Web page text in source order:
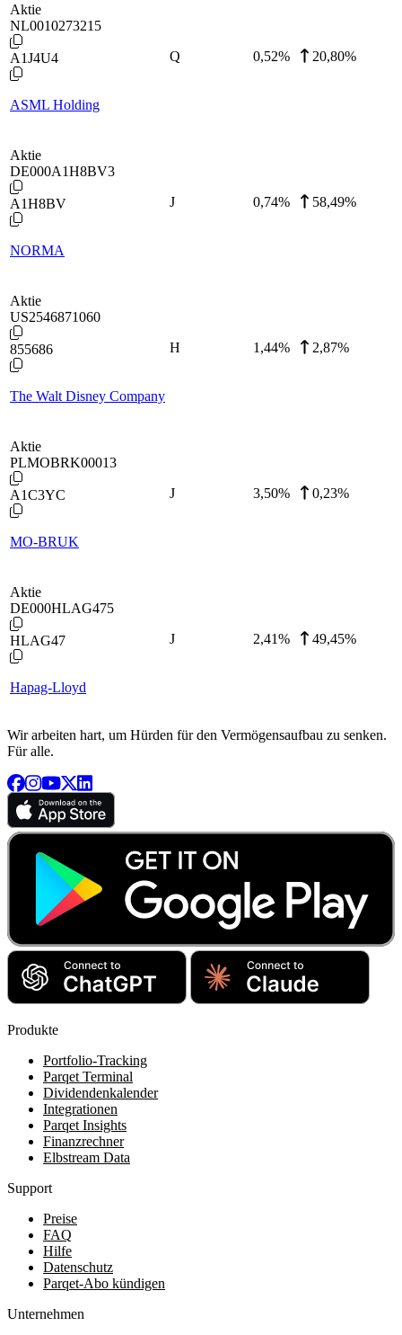
Aktie
NL0010273215
A1J4U4
ASML Holding
Q 0,52% 20,80%
Aktie
DE000A1H8BV3
A1H8BV
NORMA
J 0,74% 58,49%
Aktie
US2546871060
855686
The Walt Disney Company
H 1,44% 2,87%
Aktie
PLMOBRK00013
A1C3YC
MO-BRUK
J 3,50% 0,23%
Aktie
DE000HLAG475
HLAG47
Hapag-Lloyd
J 2,41% 49,45%
Wir arbeiten hart, um Hürden für den Vermögensaufbau zu senken.
Für alle.
Produkte
Portfolio-Tracking
Parqet Terminal
Dividendenkalender
Integrationen
Parqet Insights
Finanzrechner
Elbstream Data
Support
Preise
FAQ
Hilfe
Datenschutz
Parqet-Abo kündigen
Unternehmen